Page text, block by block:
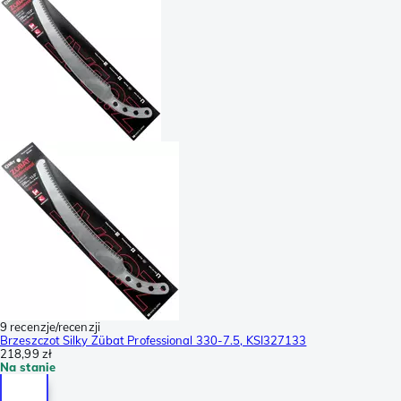
9 recenzje/recenzji
Brzeszczot Silky Zübat Professional 330-7.5, KSI327133
218,99 zł
Na stanie